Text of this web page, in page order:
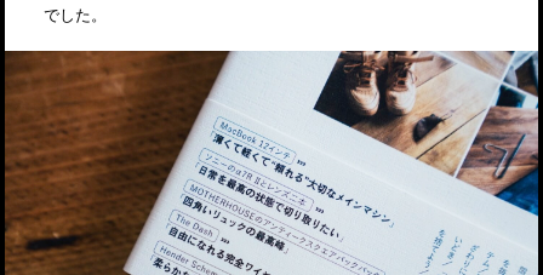
でした。